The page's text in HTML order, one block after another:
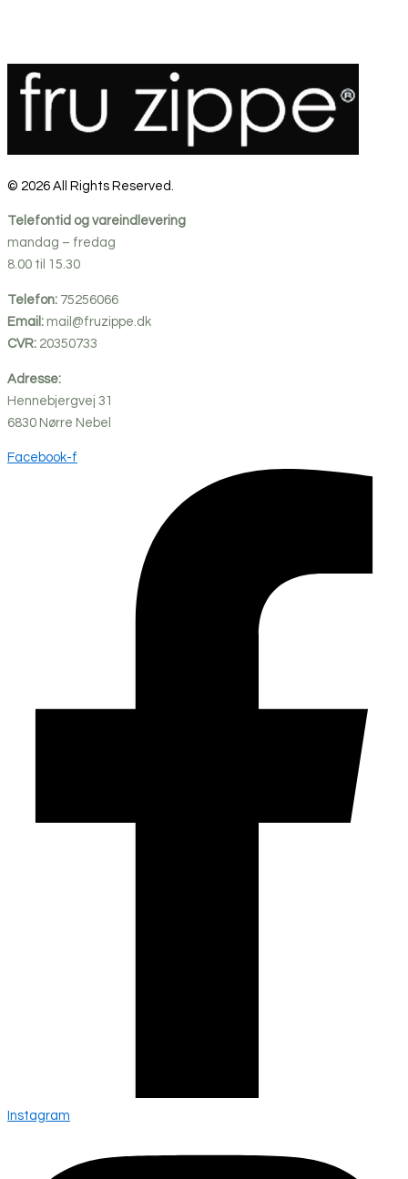
© 2026 All Rights Reserved.
Telefontid og vareindlevering
mandag – fredag
8.00 til 15.30
Telefon: 75256066
Email: mail@fruzippe.dk
CVR: 20350733
Adresse:
Hennebjergvej 31
6830 Nørre Nebel
Facebook-f
Instagram